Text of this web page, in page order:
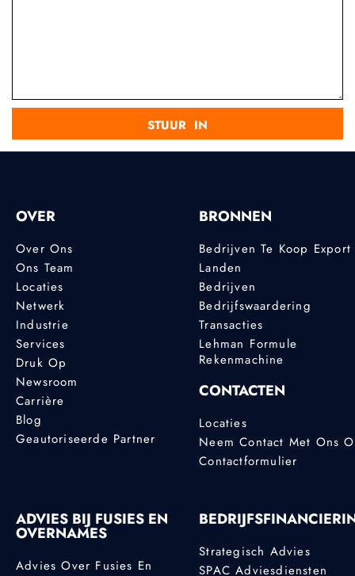
OVER
Over Ons
Ons Team
Locaties
Netwerk
Industrie
Services
Druk Op
Newsroom
Carrière
Blog
Geautoriseerde Partner
BRONNEN
Bedrijven Te Koop Export
Landen
Bedrijven
Bedrijfswaardering
Transacties
Lehman Formule
Rekenmachine
CONTACTEN
Locaties
Neem Contact Met Ons
Contactformulier
ADVIES BIJ FUSIES EN
OVERNAMES
Advies Over Fusies En
Strategisch Advies
SPAC Adviesdiensten